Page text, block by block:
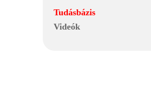
Tudásbázis
Videók